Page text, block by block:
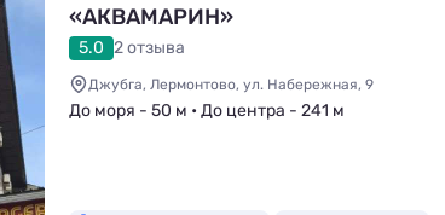
«АКВАМАРИН»
5.0 2 отзыва
Джубга, Лермонтово, ул. Набережная, 9
До моря - 50 м • До центра - 241 м